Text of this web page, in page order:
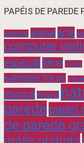
PAPÉIS DE PAREDE
animais animal arte
computer
especial filme filmes
wallpaper for pc free
música natural
parede papel
de parede